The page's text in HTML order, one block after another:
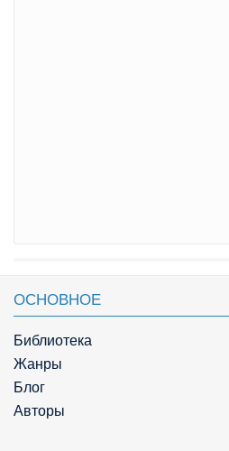
ОСНОВНОЕ
Библиотека
Жанры
Блог
Авторы